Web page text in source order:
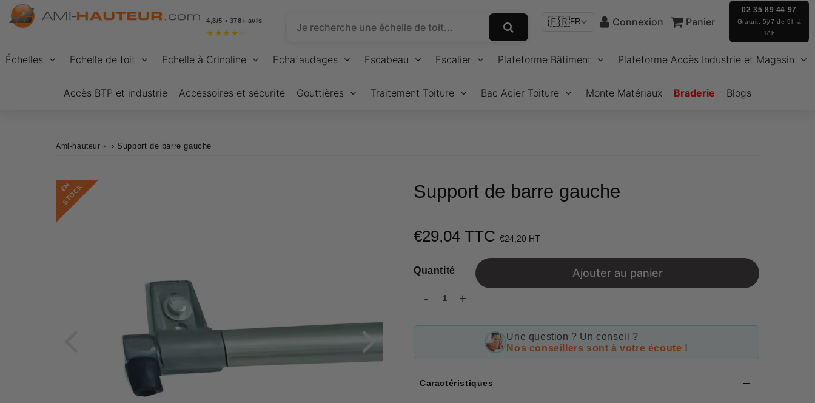
4,8/5 • 378+ avis
★ ★ ★ ★ ☆
🇫🇷FR Connexion Panier
02 35 89 44 97
Gratuit, 5j/7 de 9h à
18h
Échelles Echelle de toit Echelle à Crinoline Echafaudages Escabeau Escalier Plateforme Bâtiment Plateforme Accès Industrie et Magasin
Accès BTP et industrie Accessoires et sécurité Gouttières Traitement Toiture Bac Acier Toiture Monte Matériaux Braderie Blogs
Ami-hauteur › › Support de barre gauche
E
N
S
T
O
C
K Support de barre gauche
€29,04 TTC €24,20 HT
Quantité
- +
Ajouter au panier
Une question ? Un conseil ?
Nos conseillers sont à votre écoute !
Caractéristiques